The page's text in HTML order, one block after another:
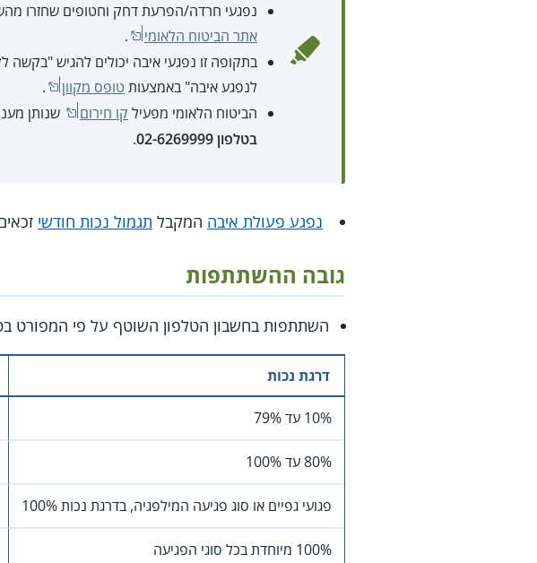
נפגעי חרדה/הפרעת דחק וחטופים שחזרו
אתר הביטוח הלאומי
.
בתקופה זו נפגעי איבה יכולים להגיש
לנפגע איבה" באמצעות טופס מקוון
.
הביטוח הלאומי מפעיל קו חירום
שנותן
בטלפון02-6269999
.
נפגע פעולת איבה המקבל תגמול נכות חודשי
גובה ההשתתפות
השתתפות בחשבון הטלפון השוטף על פי המפורט
דרגת נכות
10% עד 79%
80% עד 100%
פגועי גפיים או סוג פגיעה המילפגיה, בדרגת נכות 100%
100% מיוחדת בכל סוגי הפגיעה